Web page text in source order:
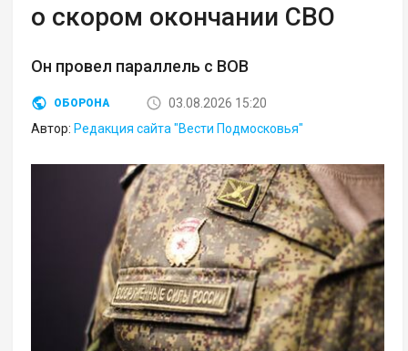
о скором окончании СВО
Он провел параллель с ВОВ
ОБОРОНА
03.08.2026 15:20
Автор: Редакция сайта "Вести Подмосковья"